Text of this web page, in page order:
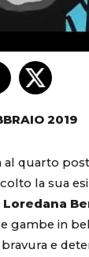
2019
al quarto
la sua
Loredana
gambe in
e